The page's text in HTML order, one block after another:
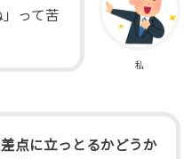
私
って苦
点に立っとるかどうか